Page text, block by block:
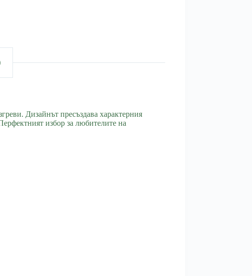
Дизайнът пресъздава характерния
избор за любителите на